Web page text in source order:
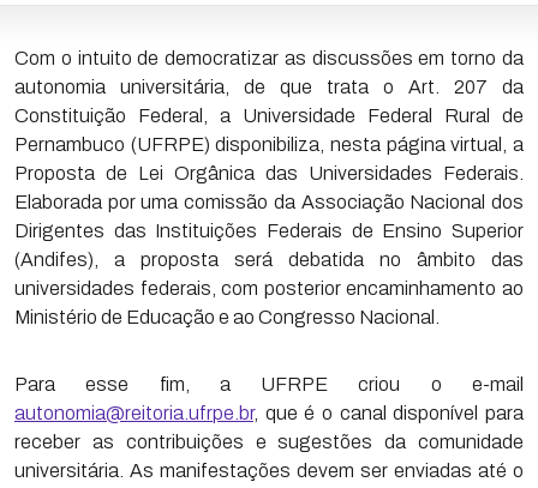
Com o intuito de democratizar as discussões em torno da
autonomia universitária, de que trata o Art. 207 da
Constituição Federal, a Universidade Federal Rural de
Pernambuco (UFRPE) disponibiliza, nesta página virtual, a
Proposta de Lei Orgânica das Universidades Federais.
Elaborada por uma comissão da Associação Nacional dos
Dirigentes das Instituições Federais de Ensino Superior
(Andifes), a proposta será debatida no âmbito das
universidades federais, com posterior encaminhamento ao
Ministério de Educação e ao Congresso Nacional.
Para esse fim, a UFRPE criou o e-mail
autonomia@reitoria.ufrpe.br, que é o canal disponível para
receber as contribuições e sugestões da comunidade
universitária. As manifestações devem ser enviadas até o